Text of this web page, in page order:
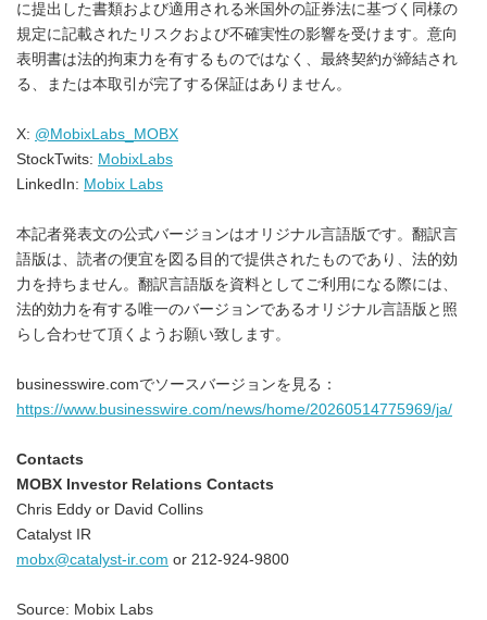
に提出した書類および適用される米国外の証券法に基づく同様の
規定に記載されたリスクおよび不確実性の影響を受けます。意向
表明書は法的拘束力を有するものではなく、最終契約が締結され
る、または本取引が完了する保証はありません。
X: @MobixLabs_MOBX
StockTwits: MobixLabs
LinkedIn: Mobix Labs
本記者発表文の公式バージョンはオリジナル言語版です。翻訳言
語版は、読者の便宜を図る目的で提供されたものであり、法的効
力を持ちません。翻訳言語版を資料としてご利用になる際には、
法的効力を有する唯一のバージョンであるオリジナル言語版と照
らし合わせて頂くようお願い致します。
businesswire.comでソースバージョンを見る：
https://www.businesswire.com/news/home/20260514775969/ja/
Contacts
MOBX Investor Relations Contacts
Chris Eddy or David Collins
Catalyst IR
mobx@catalyst-ir.com or 212-924-9800
Source: Mobix Labs